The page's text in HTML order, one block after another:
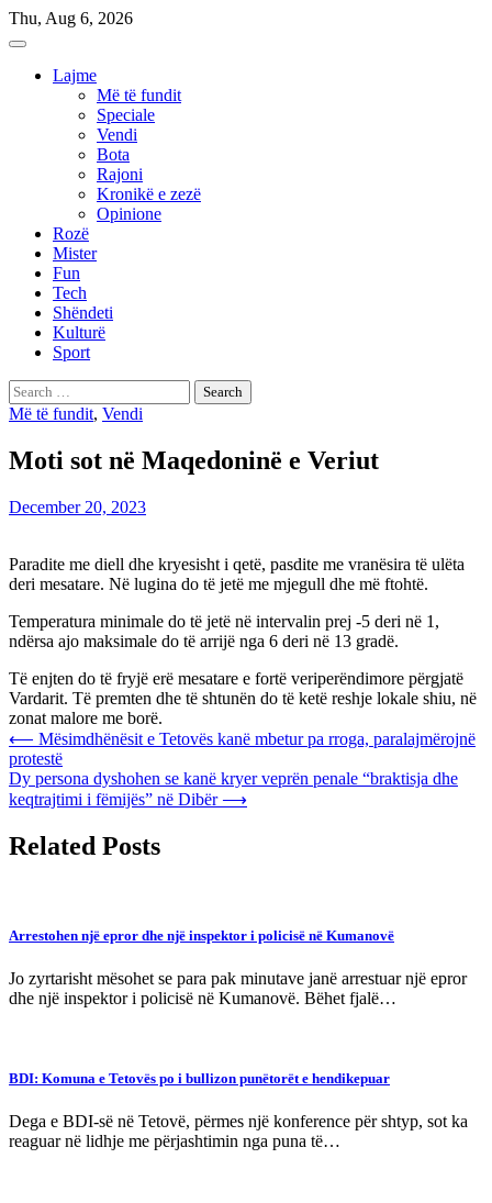
Skip
to
Thu, Aug 6, 2026
Lajme
Më të fundit
Speciale
Vendi
Bota
Rajoni
Kronikë e zezë
Opinione
Rozë
Mister
Fun
Tech
Shëndeti
Kulturë
Sport
Search
for:
Më të fundit, Vendi
Moti sot në Maqedoninë e Veriut
December 20, 2023
Paradite me diell dhe kryesisht i qetë, pasdite me vranësira të ulëta
deri mesatare. Në lugina do të jetë me mjegull dhe më ftohtë.
Temperatura minimale do të jetë në intervalin prej -5 deri në 1,
ndërsa ajo maksimale do të arrijë nga 6 deri në 13 gradë.
Të enjten do të fryjë erë mesatare e fortë veriperëndimore përgjatë
Vardarit. Të premten dhe të shtunën do të ketë reshje lokale shiu, në
zonat malore me borë.
Post
navigation
⟵ Mësimdhënësit e Tetovës kanë mbetur pa rroga, paralajmërojnë
protestë
Dy persona dyshohen se kanë kryer veprën penale “braktisja dhe
keqtrajtimi i fëmijës” në Dibër ⟶
Related Posts
Arrestohen një epror dhe një inspektor i policisë në Kumanovë
Jo zyrtarisht mësohet se para pak minutave janë arrestuar një epror
dhe një inspektor i policisë në Kumanovë. Bëhet fjalë…
BDI: Komuna e Tetovës po i bullizon punëtorët e hendikepuar
Dega e BDI-së në Tetovë, përmes një konference për shtyp, sot ka
reaguar në lidhje me përjashtimin nga puna të…